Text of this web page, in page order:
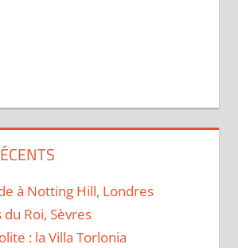
à Notting Hill, Londres
du Roi, Sèvres
: la Villa Torlonia